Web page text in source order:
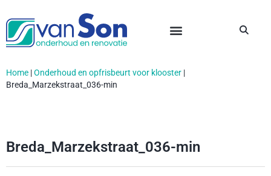
Home |Onderhoud en opfrisbeurt voor klooster |
Breda_Marzekstraat_036-min
Breda_Marzekstraat_036-min